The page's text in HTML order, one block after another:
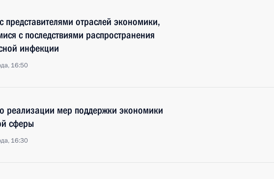
представителями отраслей экономики,
с последствиями распространения
инфекции
16:50
реализации мер поддержки экономики
сферы
16:30